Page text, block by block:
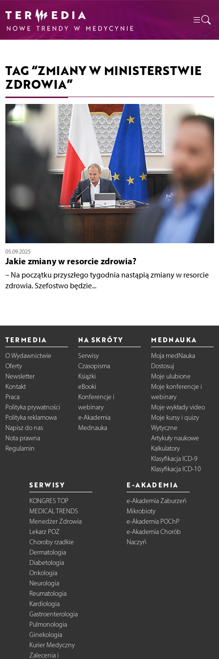
TAG “ZMIANY W MINISTERSTWIE
ZDROWIA”
05.09.2025
Jakie zmiany w resorcie zdrowia?
– Na początku przyszłego tygodnia nastąpią zmiany w resorcie
zdrowia. Szefostwo będzie...
TERMEDIA
O Wydawnictwie
Oferty
Newsletter
Kontakt
Praca
Polityka prywatności
Polityka reklamowa
Napisz do nas
Nota prawna
Regulamin
NA SKRÓTY
Serwisy
Czasopisma
Książki
eBooki
Konferencje i
webinary
e-Akademia
Mednauka
MEDNAUKA
Moja medNauka
Dostosuj
Moje ulubione
Moje konferencje i
webinary
Moje wykłady video
Moje kursy i quizy
Wytyczne
Artykuły naukowe
Kalkulatory
Klasyfikacja ICD-9
Klasyfikacja ICD-10
SERWISY
KONGRES TOP
MEDICAL TRENDS
Menedżer Zdrowia
Lekarz POZ
Choroby rzadkie
Dermatologia
Diabetologia
Onkologia
Neurologia
Reumatologia
Kardiologia
Gastroenterologia
Pulmonologia
Ginekologia
Kurier Medyczny
Zalecenia i
E-AKADEMIA
e-Akademia Zaburzeń
Mikrobioty
e-Akademia POChP
e-Akademia Chorób
Naczyń